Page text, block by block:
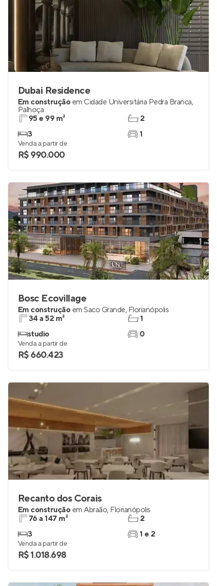
Dubai Residence
Em construção em Cidade Universitária Pedra Branca,
Palhoça
95 e 99 m²
3
2
1
Venda a partir de
R$ 990.000
Bosc Ecovillage
Em construção em Saco Grande, Florianópolis
34 a 52 m²
studio
1
0
Venda a partir de
R$ 660.423
Recanto dos Corais
Em construção em Abraão, Florianópolis
76 a 147 m²
3
2
1 e 2
Venda a partir de
R$ 1.018.698